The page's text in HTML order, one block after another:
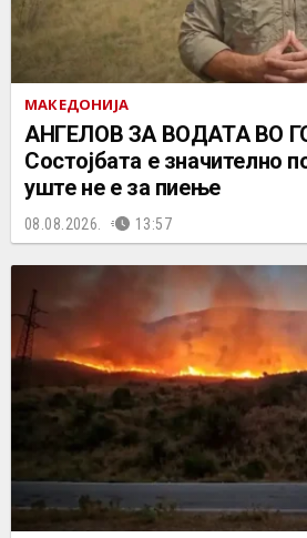
МАКЕДОНИЈА
АНГЕЛОВ ЗА ВОДАТА ВО
Состојбата е значително
уште не е за пиење
08.08.2026. 13:57